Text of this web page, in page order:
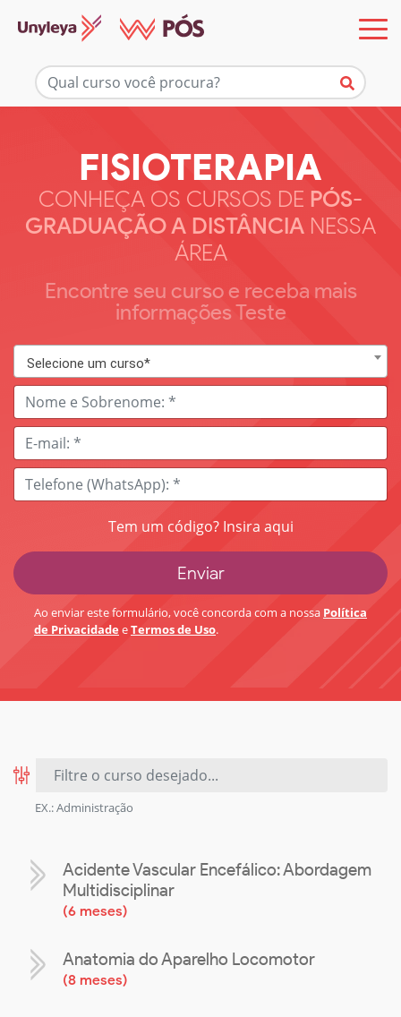
FISIOTERAPIA
CONHEÇA OS CURSOS DE PÓS-
GRADUAÇÃO A DISTÂNCIA NESSA
ÁREA
Encontre seu curso e receba mais
informações Teste
Selecione um curso*
Tem um código? Insira aqui
Ao enviar este formulário, você concorda com a nossa Política
de Privacidade eTermos de Uso.
EX.: Administração
Acidente Vascular Encefálico: Abordagem
Multidisciplinar
(6 meses)
Anatomia do Aparelho Locomotor
(8 meses)